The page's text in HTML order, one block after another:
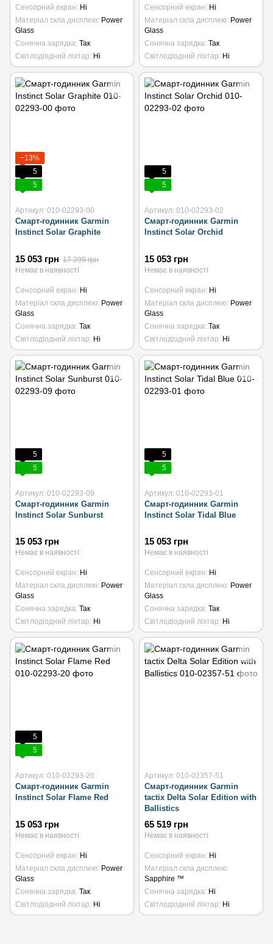
Сенсорний екран
Ні
Матеріал скла дисплею Power
Glass
Сонячна зарядка Так
Світлодіодний ліхтар
Ні
Сенсорний екран
Ні
Матеріал скла дисплею Power
Glass
Сонячна зарядка Так
Світлодіодний ліхтар
Ні
−13%
5
5
Артикул: 010-02293-00
Смарт-годинник Garmin
Instinct Solar Graphite
15 053 грн 17 299 грн
Немає в наявності
Сенсорний екран Ні
Матеріал скла дисплею Power
Glass
Сонячна зарядка Так
Світлодіодний ліхтар Ні
5
5
Артикул: 010-02293-02
Смарт-годинник Garmin
Instinct Solar Orchid
15 053 грн
Немає в наявності
Сенсорний екран Ні
Матеріал скла дисплею Power
Glass
Сонячна зарядка Так
Світлодіодний ліхтар Ні
5
5
Артикул: 010-02293-09
Смарт-годинник Garmin
Instinct Solar Sunburst
15 053 грн
Немає в наявності
Сенсорний екран
Ні
Матеріал скла дисплею Power
Glass
Сонячна зарядка Так
Світлодіодний ліхтар
Ні
5
5
Артикул: 010-02293-01
Смарт-годинник Garmin
Instinct Solar Tidal Blue
15 053 грн
Немає в наявності
Сенсорний екран
Ні
Матеріал скла дисплею Power
Glass
Сонячна зарядка Так
Світлодіодний ліхтар
Ні
5
5
Артикул: 010-02293-20
Смарт-годинник Garmin
Instinct Solar Flame Red
15 053 грн
Немає в наявності
Сенсорний екран
Ні
Матеріал скла дисплею Power
Glass
Сонячна зарядка Так
Світлодіодний ліхтар
Ні
Артикул: 010-02357-51
Смарт-годинник Garmin
tactix Delta Solar Edition with
Ballistics
65 519 грн
Немає в наявності
Сенсорний екран
Ні
Матеріал скла дисплею
Sapphire ™
Сонячна зарядка Ні
Світлодіодний ліхтар
Ні